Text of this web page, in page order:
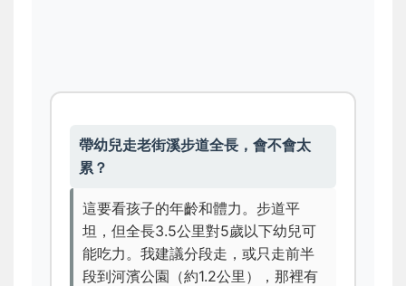
帶幼兒走老街溪步道全長，會不會太
累？
這要看孩子的年齡和體力。步道平
坦，但全長3.5公里對5歲以下幼兒可
能吃力。我建議分段走，或只走前半
段到河濱公園（約1.2公里），那裡有